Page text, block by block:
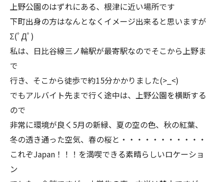
上野公園のはずれにある、根津に近い場所です
下町出身の方はなんとなくイメージ出来ると思いますが
Σ(ﾟДﾟ)
私は、日比谷線三ノ輪駅が最寄駅なのでそこから上野ま
で
行き、そこから徒歩で約15分かかりました(>_<)
でもアルバイト先まで行く途中は、上野公園を横断する
ので
非常に環境が良く5月の新緑、夏の空の色、秋の紅葉、
冬の透き通った空気、春の桜と・・・・・・・・・・・
これぞJapan！！！を満喫できる素晴らしいロケーショ
ン